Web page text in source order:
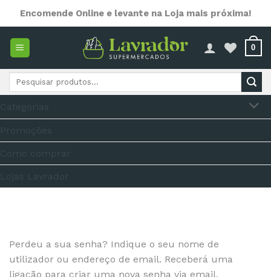
content
Encomende Online e levante na Loja mais próxima!
0
Pesquisar
Perdeu a sua senha? Indique o seu nome de
utilizador ou endereço de email. Receberá uma
ligação para criar uma nova senha via email.